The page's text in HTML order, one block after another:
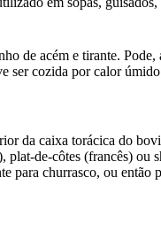
de acém e tirante.
cozida por calor
da caixa torácica do
de-côtes (francês)
churrasco, ou